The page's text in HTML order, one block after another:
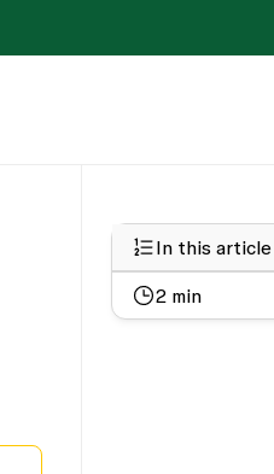
In this article
2 min